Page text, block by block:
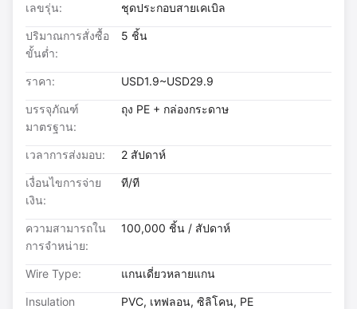
เลขรุ่น: ชุดประกอบสายเคเบิล
ปริมาณการสั่งซื้อ
ขั้นต่ำ:
5 ชิ้น
ราคา: USD1.9~USD29.9
บรรจุภัณฑ์
มาตรฐาน:
ถุง PE + กล่องกระดาษ
เวลาการส่งมอบ: 2 สัปดาห์
เงื่อนไขการจ่าย
เงิน:
ที/ที
ความสามารถใน
การจําหน่าย:
100,000 ชิ้น / สัปดาห์
Wire Type: แกนเดี่ยวหลายแกน
Insulation
PVC, เทฟลอน, ซิลิโคน, PE